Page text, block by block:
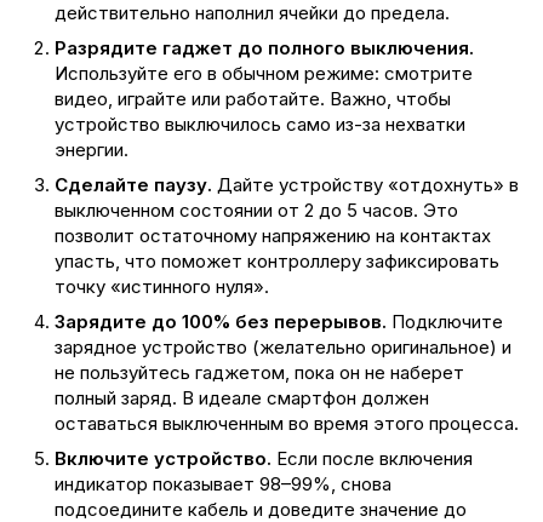
действительно наполнил ячейки до предела.
Разрядите гаджет до полного выключения.
Используйте его в обычном режиме: смотрите
видео, играйте или работайте. Важно, чтобы
устройство выключилось само из-за нехватки
энергии.
Сделайте паузу. Дайте устройству «отдохнуть» в
выключенном состоянии от 2 до 5 часов. Это
позволит остаточному напряжению на контактах
упасть, что поможет контроллеру зафиксировать
точку «истинного нуля».
Зарядите до 100% без перерывов. Подключите
зарядное устройство (желательно оригинальное) и
не пользуйтесь гаджетом, пока он не наберет
полный заряд. В идеале смартфон должен
оставаться выключенным во время этого процесса.
Включите устройство. Если после включения
индикатор показывает 98–99%, снова
подсоедините кабель и доведите значение до